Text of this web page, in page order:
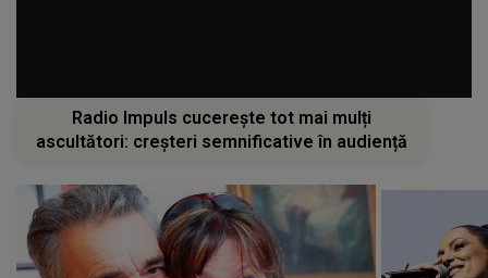
Radio Impuls cucerește tot mai mulți
ascultători: creșteri semnificative în audiență